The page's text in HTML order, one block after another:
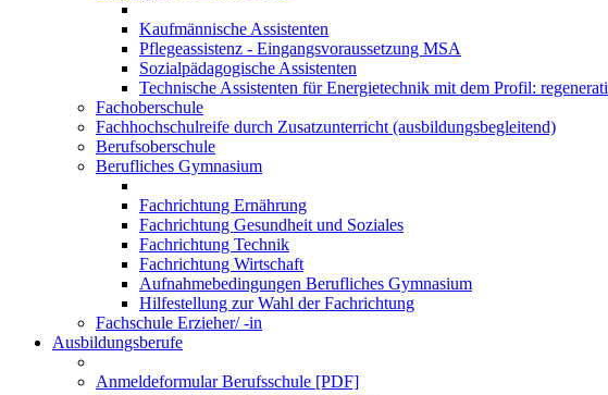
Kaufmännische Assistenten
Pflegeassistenz - Eingangsvoraussetzung MSA
Sozialpädagogische Assistenten
Technische Assistenten für Energietechnik mit dem Profil:
Fachoberschule
Fachhochschulreife durch Zusatzunterricht (ausbildungsbegleitend)
Berufsoberschule
Berufliches Gymnasium
Fachrichtung Ernährung
Fachrichtung Gesundheit und Soziales
Fachrichtung Technik
Fachrichtung Wirtschaft
Aufnahmebedingungen Berufliches Gymnasium
Hilfestellung zur Wahl der Fachrichtung
Fachschule Erzieher/ -in
Ausbildungsberufe
Anmeldeformular Berufsschule [PDF]